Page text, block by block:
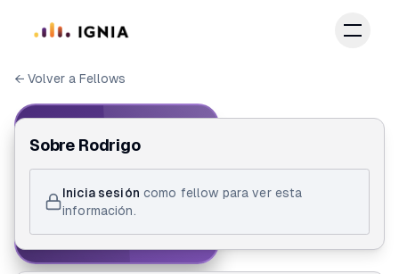
← Volver a Fellows
ID de Fellow
Rodrigo Erazo
Sobre Rodrigo
Inicia sesión como fellow para ver esta
información.